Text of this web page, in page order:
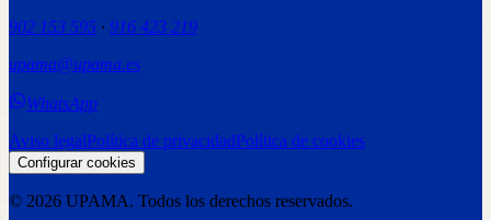
902 153 595 · 916 423 219
upama@upama.es
WhatsApp
Aviso legalPolítica de privacidadPolítica de cookies
Configurar cookies
© 2026 UPAMA. Todos los derechos reservados.